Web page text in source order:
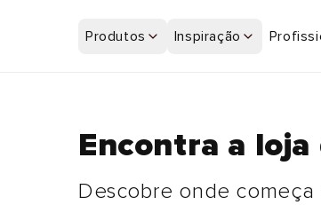
conteúdoProdutos Inspiração
Encontra a
Descobre onde